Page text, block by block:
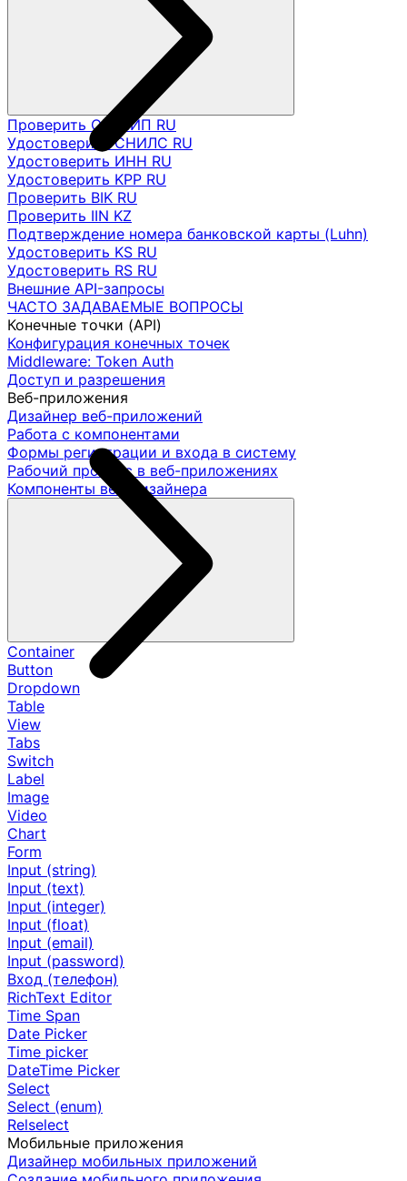
Проверить ОГРНИП RU
Удостоверить СНИЛС RU
Удостоверить ИНН RU
Удостоверить KPP RU
Проверить BIK RU
Проверить IIN KZ
Подтверждение номера банковской карты (Luhn)
Удостоверить KS RU
Удостоверить RS RU
Внешние API-запросы
ЧАСТО ЗАДАВАЕМЫЕ ВОПРОСЫ
Конечные точки (API)
Конфигурация конечных точек
Middleware: Token Auth
Доступ и разрешения
Веб-приложения
Дизайнер веб-приложений
Работа с компонентами
Формы регистрации и входа в систему
Рабочий процесс в веб-приложениях
Компоненты веб-дизайнера
Container
Button
Dropdown
Table
View
Tabs
Switch
Label
Image
Video
Chart
Form
Input (string)
Input (text)
Input (integer)
Input (float)
Input (email)
Input (password)
Вход (телефон)
RichText Editor
Time Span
Date Picker
Time picker
DateTime Picker
Select
Select (enum)
Relselect
Мобильные приложения
Дизайнер мобильных приложений